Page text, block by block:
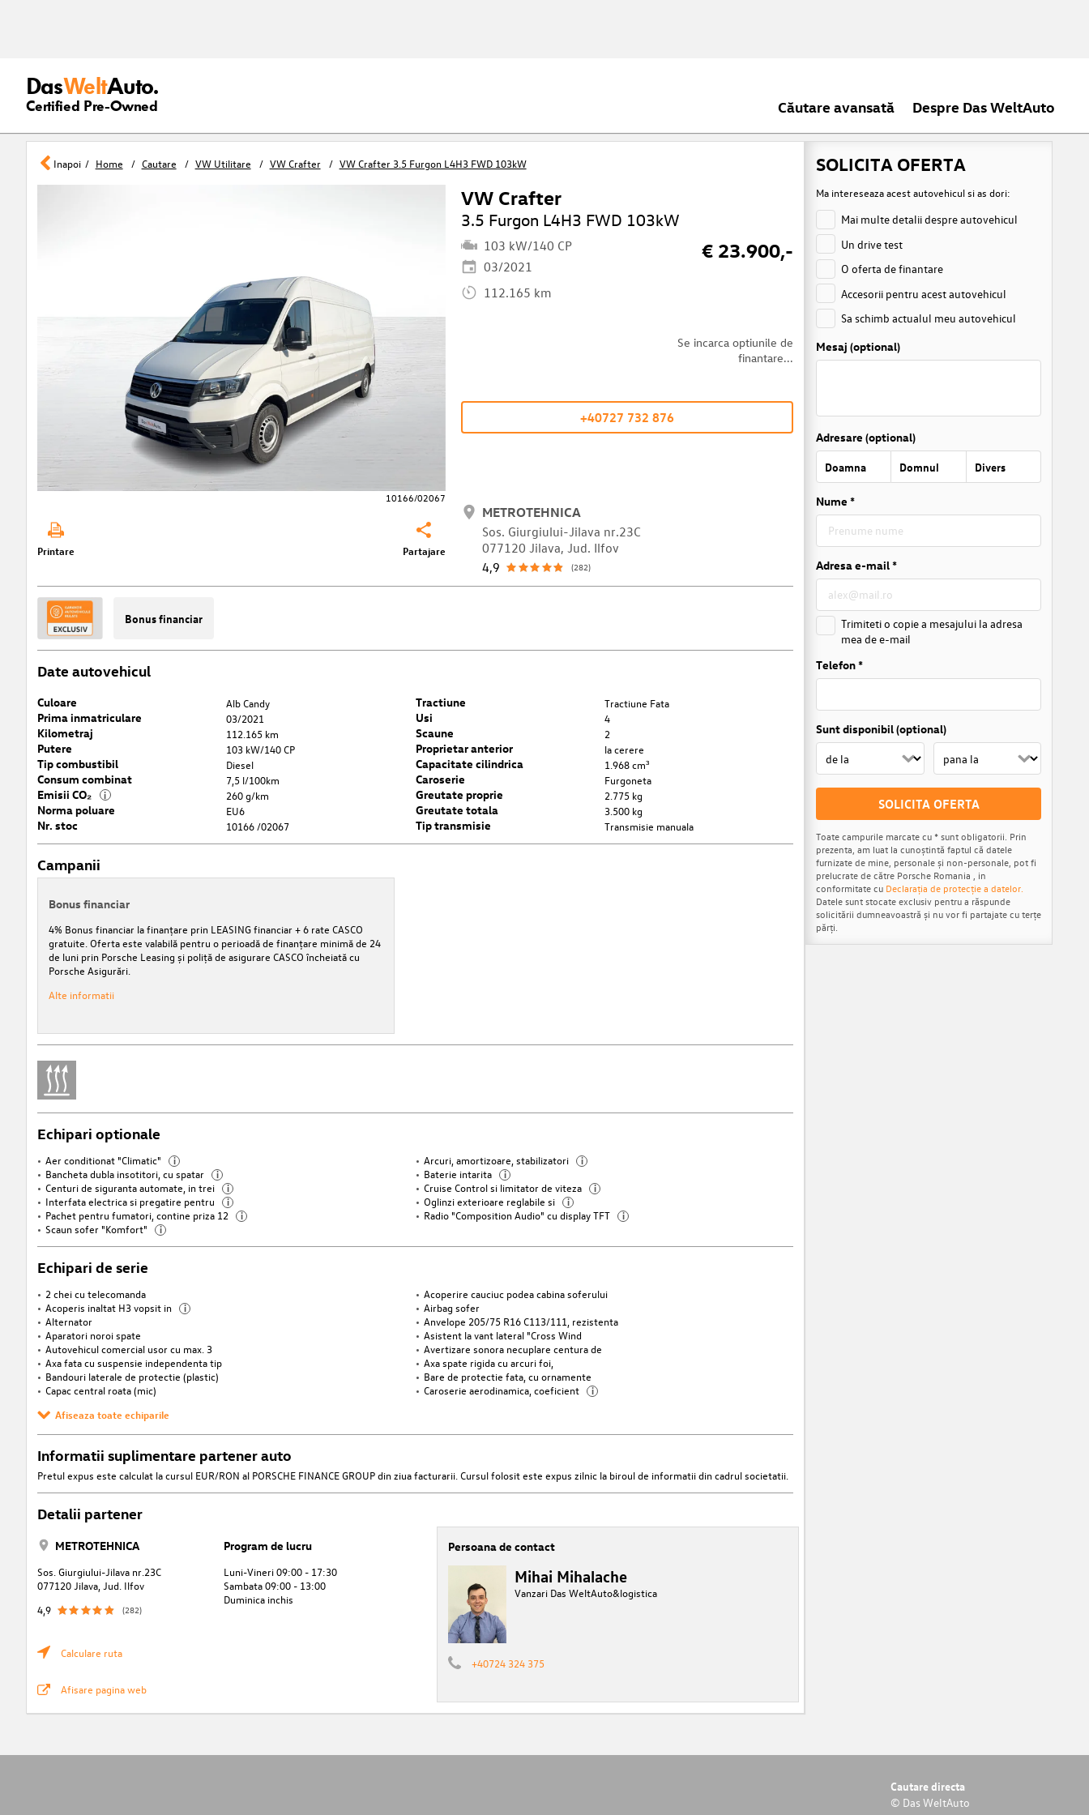
DasWeltAuto.
Certified Pre-Owned Căutare avansată Despre Das WeltAuto
Inapoi Home Cautare VW Utilitare VW Crafter VW Crafter 3.5 Furgon L4H3 FWD 103kW
10166/02067
VW Crafter
3.5 Furgon L4H3 FWD 103kW
103 kW/140 CP
03/2021
112.165 km
Se incarca optiunile de
finantare...
€ 23.900,-
+40727 732 876
METROTEHNICA
Sos. Giurgiului-Jilava nr.23C
077120 Jilava, Jud. Ilfov
4,9
(282)
Printare Partajare
Bonus financiar
Date autovehicul
Culoare Alb Candy
Prima inmatriculare 03/2021
Kilometraj 112.165 km
Putere 103 kW/140 CP
Tip combustibil Diesel
Consum combinat 7,5 l/100km
Emisii CO₂ i 260 g/km
Norma poluare EU6
Nr. stoc 10166 /02067
Tractiune Tractiune Fata
Usi 4
Scaune 2
Proprietar anterior la cerere
Capacitate cilindrica 1.968 cm³
Caroserie Furgoneta
Greutate proprie 2.775 kg
Greutate totala 3.500 kg
Tip transmisie Transmisie manuala
Campanii
Bonus financiar
4% Bonus financiar la finanțare prin LEASING financiar + 6 rate CASCO
gratuite. Oferta este valabilă pentru o perioadă de finanțare minimă de 24
de luni prin Porsche Leasing și poliță de asigurare CASCO încheiată cu
Porsche Asigurări.
Alte informatii
Echipari optionale
Aer conditionat "Climatic" i Arcuri, amortizoare, stabilizatori i
Bancheta dubla insotitori, cu spatar i Baterie intarita i
Centuri de siguranta automate, in trei i Cruise Control si limitator de viteza i
Interfata electrica si pregatire pentru i Oglinzi exterioare reglabile si i
Pachet pentru fumatori, contine priza 12 i Radio "Composition Audio" cu display TFT i
Scaun sofer "Komfort" i
Echipari de serie
2 chei cu telecomanda
Acoperire cauciuc podea cabina soferului
Acoperis inaltat H3 vopsit in
i
Airbag sofer
Alternator
Anvelope 205/75 R16 C113/111, rezistenta
Aparatori noroi spate
Asistent la vant lateral "Cross Wind
Autovehicul comercial usor cu max. 3
Avertizare sonora necuplare centura de
Axa fata cu suspensie independenta tip
Axa spate rigida cu arcuri foi,
Bandouri laterale de protectie (plastic)
Bare de protectie fata, cu ornamente
Capac central roata (mic)
Caroserie aerodinamica, coeficient i
Afiseaza toate echiparile
Informatii suplimentare partener auto
Pretul expus este calculat la cursul EUR/RON al PORSCHE FINANCE GROUP din ziua facturarii. Cursul folosit este expus zilnic la biroul de informatii din cadrul societatii.
Detalii partener
METROTEHNICA
Sos. Giurgiului-Jilava nr.23C
077120 Jilava, Jud. Ilfov
4,9
(282)
Calculare ruta
Afisare pagina web
Program de lucru
Luni-Vineri 09:00 - 17:30
Sambata 09:00 - 13:00
Duminica inchis
Persoana de contact
Mihai Mihalache
Vanzari Das WeltAuto&logistica
+40724 324 375
SOLICITA OFERTA
Ma intereseaza acest autovehicul si as dori:
Mai multe detalii despre autovehicul
Un drive test
O oferta de finantare
Accesorii pentru acest autovehicul
Sa schimb actualul meu autovehicul
Mesaj (optional)
Adresare (optional)
Doamna Domnul Divers
Nume *
Adresa e-mail *
Trimiteti o copie a mesajului la adresa
mea de e-mail
Telefon *
Sunt disponibil (optional)
SOLICITA OFERTA
Toate campurile marcate cu * sunt obligatorii. Prin
prezenta, am luat la cunoștintă faptul că datele
furnizate de mine, personale și non-personale, pot fi
prelucrate de către Porsche Romania , in
conformitate cu Declarația de protecție a datelor.
Datele sunt stocate exclusiv pentru a răspunde
solicitării dumneavoastră și nu vor fi partajate cu terțe
părți.
Cautare directa
© Das WeltAuto